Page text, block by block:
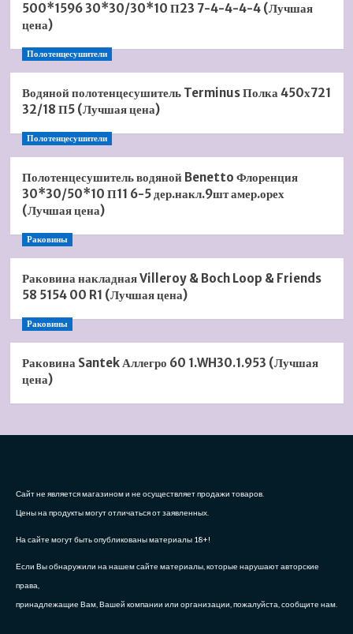
500*1596 30*30/30*10 П23 7-4-4-4-4 (Лучшая
цена)
Полотенцесушители
Водяной полотенцесушитель Terminus Полка 450х721
32/18 П5 (Лучшая цена)
Полотенцесушители
Полотенцесушитель водяной Benetto Флоренция
30*30/50*10 П11 6-5 дер.накл.9шт амер.орех
(Лучшая цена)
Раковины
Раковина накладная Villeroy & Boch Loop & Friends
58 5154 00 R1 (Лучшая цена)
Раковины
Раковина Santek Аллегро 60 1.WH30.1.953 (Лучшая
цена)
Сайт не является магазином и не осуществляет продажи товаров.
Цены на продукты могут отличаться от заявленных.
На сайте могут быть опубликованы материалы 18+!
Если Вы обнаружили на нашем сайте материалы, которые нарушают авторские
права,
принадлежащие Вам, Вашей компании или организации, пожалуйста, сообщите нам.